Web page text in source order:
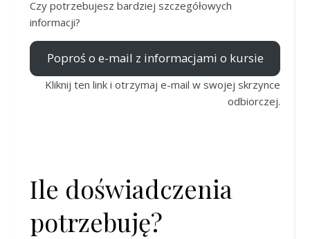
Czy potrzebujesz bardziej szczegółowych
informacji?
Poproś o e-mail z informacjami o kursie
Kliknij ten link i otrzymaj e-mail w swojej skrzynce
odbiorczej.
Ile doświadczenia
potrzebuję?